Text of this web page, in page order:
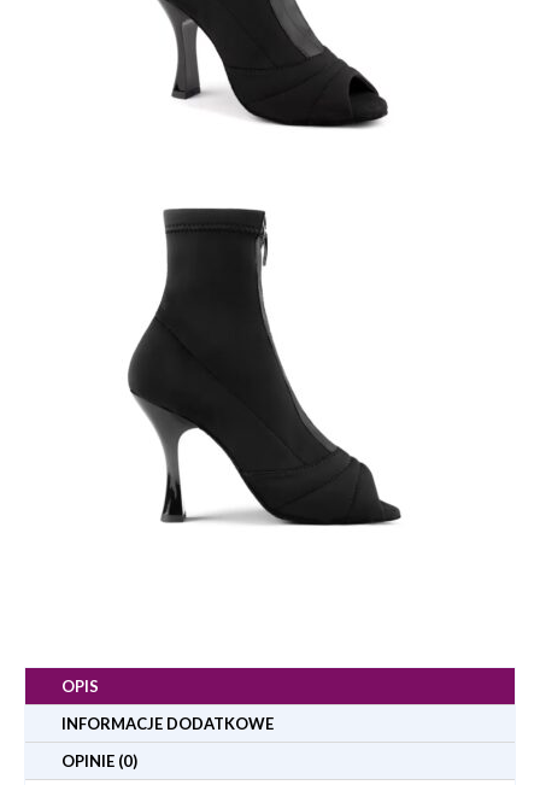
OPIS
INFORMACJE DODATKOWE
OPINIE (0)